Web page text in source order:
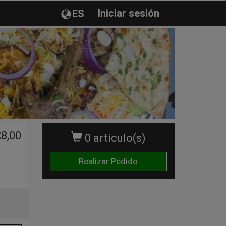
Iniciar sesión
ES
0 artículo(s)
Realizar Pedido
8,00